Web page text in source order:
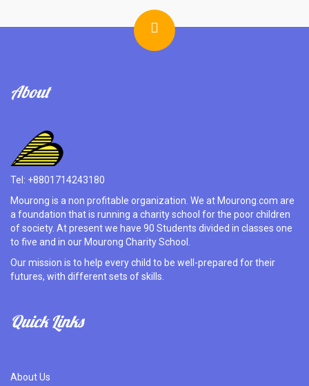
About
Tel: +8801714243180
Mourong is a non profitable organization. We at Mourong.com are
a foundation that is running a charity school for the poor children
of society. At present we have 90 Students divided in classes one
to five and in our Mourong Charity School.
Our mission is to help every child to be well-prepared for their
futures, with different sets of skills.
Quick Links
About Us